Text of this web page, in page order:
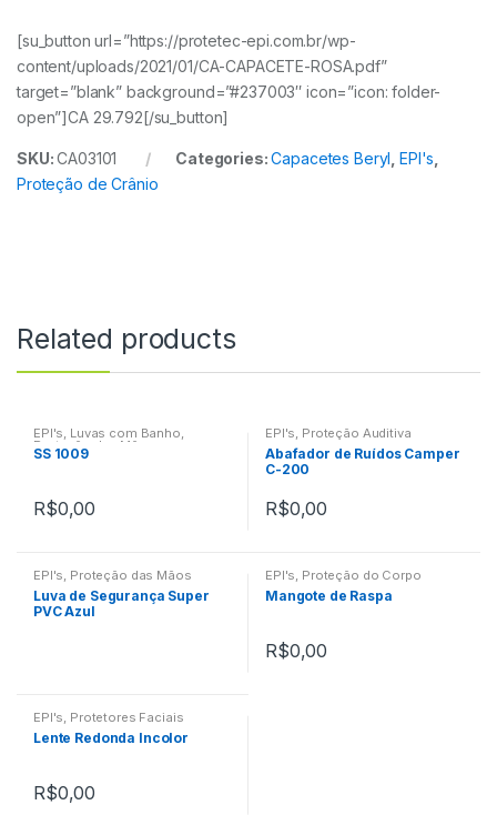
[su_button url=”https://protetec-epi.com.br/wp-
content/uploads/2021/01/CA-CAPACETE-ROSA.pdf”
target=”blank” background=”#237003″ icon=”icon: folder-
open”]CA 29.792[/su_button]
SKU:CA03101 Categories:Capacetes Beryl ,EPI's
Proteção de Crânio
Related products
EPI's, Luvas com Banho,
Proteção das Mãos
SS 1009
R$0,00
EPI's, Proteção Auditiva
Abafador de Ruídos Camper
C-200
R$0,00
EPI's, Proteção das Mãos
Luva de Segurança Super
PVC Azul
EPI's, Proteção do Corpo
Mangote de Raspa
R$0,00
EPI's Protetores Faciais
Lente Redonda Incolor
R$0,00